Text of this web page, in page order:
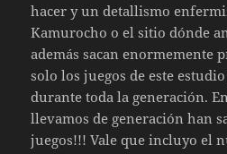
hacer y un detallismo
Kamurocho o el sitio dónde
además sacan enormemente
solo los juegos de este
durante toda la generación.
llevamos de generación han
juegos!!! Vale que incluyo el